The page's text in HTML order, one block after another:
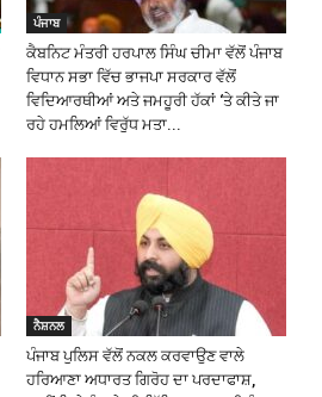
ਪੰਜਾਬ
ਕੈਬਨਿਟ ਮੰਤਰੀ ਹਰਪਾਲ ਸਿੰਘ ਚੀਮਾ ਵੱਲੋਂ ਪੰਜਾਬ
ਵਿਧਾਨ ਸਭਾ ਵਿੱਚ ਭਾਜਪਾ ਸਰਕਾਰ ਵੱਲੋਂ
ਵਿਦਿਆਰਥੀਆਂ ਅਤੇ ਜਮਹੂਰੀ ਹੱਕਾਂ ‘ਤੇ ਕੀਤੇ ਜਾ
ਰਹੇ ਹਮਲਿਆਂ ਵਿਰੁੱਧ ਮਤਾ...
ਨੈਸ਼ਨਲ
ਪੰਜਾਬ ਪੁਲਿਸ ਵੱਲੋਂ ਨਕਲ ਕਰਵਾਉਣ ਵਾਲੇ
ਹਰਿਆਣਾ ਅਧਾਰਤ ਗਿਰੋਹ ਦਾ ਪਰਦਾਫਾਸ਼,